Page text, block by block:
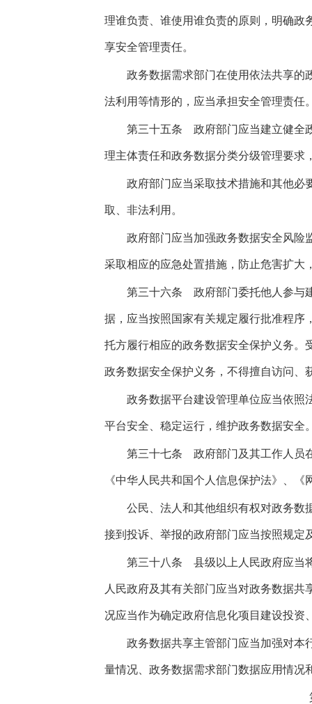
理谁负责、谁使用谁负责的原则，明确政
享安全管理责任。
政务数据需求部门在使用依法共享的
法利用等情形的，应当承担安全管理责任
第三十五条 政府部门应当建立健全
理主体责任和政务数据分类分级管理要求
政府部门应当采取技术措施和其他必
取、非法利用。
政府部门应当加强政务数据安全风险
采取相应的应急处置措施，防止危害扩大
第三十六条 政府部门委托他人参与
据，应当按照国家有关规定履行批准程序
托方履行相应的政务数据安全保护义务。
政务数据安全保护义务，不得擅自访问、
政务数据平台建设管理单位应当依照
平台安全、稳定运行，维护政务数据安全
第三十七条 政府部门及其工作人员
《中华人民共和国个人信息保护法》、
公民、法人和其他组织有权对政务数
接到投诉、举报的政府部门应当按照规定
第三十八条 县级以上人民政府应当
人民政府及其有关部门应当对政务数据
况应当作为确定政府信息化项目建设投
政务数据共享主管部门应当加强对本
量情况、政务数据需求部门数据应用情况